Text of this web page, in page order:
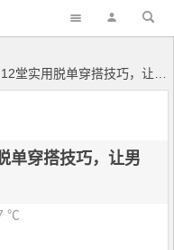
用脱单穿搭技巧，让男神一见钟情
单穿搭技巧，让男
℃